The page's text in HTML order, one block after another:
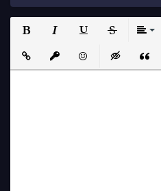
Strikethrough
Insert LinkInsert protected link
EmoticonsInsert Insert